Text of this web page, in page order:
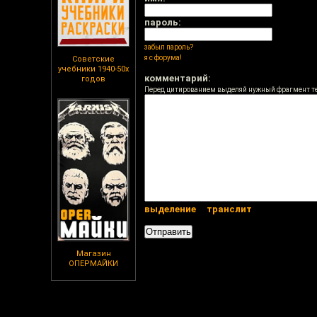
Советские
учебники 1940-50х
годов
Магазин
ОПЕРМАЙКИ
пароль:
забыл пароль?
я с форума!
комментарий:
Перед цитированием выделяй нужный фрагмент
выделение транслит